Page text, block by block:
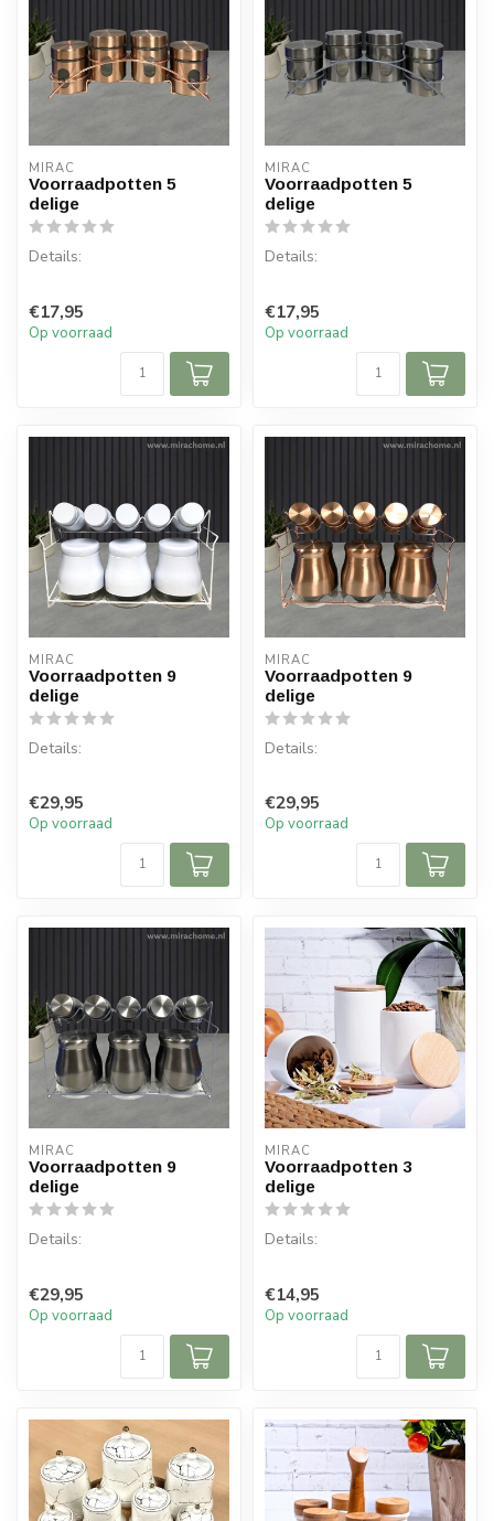
MIRAC
Voorraadpotten 5
delige
Details:
delen
Diameter voorraad pot: 8 cm
€17,95
Op voorraad
MIRAC
Voorraadpotten 5
delige
Details:
delen
Diameter voorraad pot: 8 cm
€17,95
Op voorraad
MIRAC
Voorraadpotten 9
delige
Details:
delen
Diameter grote voorraad
€29,95
Op voorraad
MIRAC
Voorraadpotten 9
delige
Details:
delen
Diameter grote voorraad
€29,95
Op voorraad
MIRAC
Voorraadpotten 9
delige
Details:
delen
Diameter grote voorraad
€29,95
Op voorraad
MIRAC
Voorraadpotten 3
delige
Details:
delen
Diameter grote voorraad
€14,95
Op voorraad